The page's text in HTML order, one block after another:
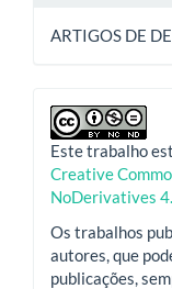
ARTIGOS DE
Este trabalho
Creative
NoDerivatives
Os trabalhos
autores, que
publicações,